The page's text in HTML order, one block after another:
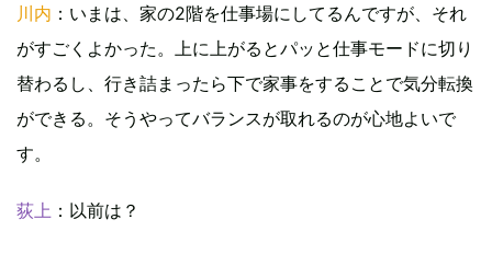
川内 ：いまは、家の2階を仕事場にしてるんですが、それ
がすごくよかった。上に上がるとパッと仕事モードに切り
替わるし、行き詰まったら下で家事をすることで気分転換
ができる。そうやってバランスが取れるのが心地よいで
す。
荻上 ：以前は？